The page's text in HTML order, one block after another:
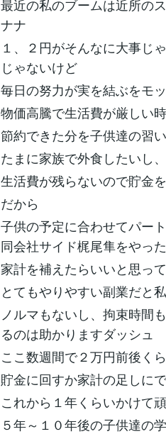
最近の私のブームは近所の
ナナ
１、２円がそんなに大事じ
じゃないけど
毎日の努力が実を結ぶをモ
物価高騰で生活費が厳しい
節約できた分を子供達の習
たまに家族で外食したいし
生活費が残らないので貯金
だから
子供の予定に合わせてパー
同会社サイド梶尾隼をやっ
家計を補えたらいいと思っ
とてもやりやすい副業だと
ノルマもないし、拘束時間
るのは助かりますダッシュ
ここ数週間で２万円前後く
貯金に回すか家計の足しに
これから１年くらいかけて
５年～１０年後の子供達の